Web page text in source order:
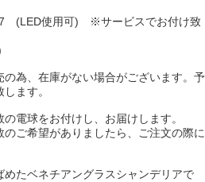
(LED使用可) ※サービスでお付け致
為、在庫がない場合がございます。予
ます。
電球をお付けし、お届けします。
のご希望がありましたら、ご注文の際に
たベネチアングラスシャンデリアで